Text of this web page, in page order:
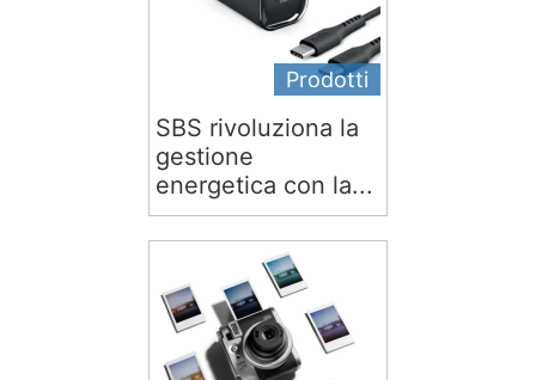
Prodotti
SBS rivoluziona la
gestione
energetica con la...